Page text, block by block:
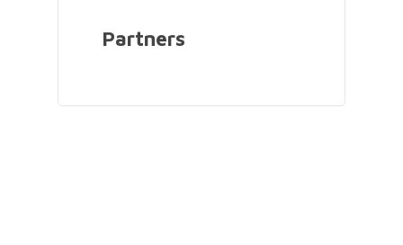
Partners